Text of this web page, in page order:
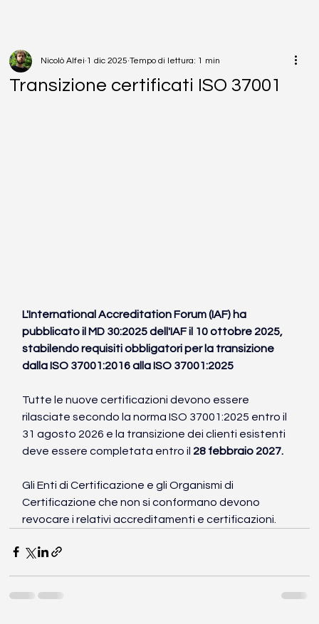
Transizione certificati ISO 37001
Nicolò Alfei 1 dic 2025 Tempo di lettura: 1 min
L'International Accreditation Forum (IAF) ha
pubblicato il MD 30:2025 dell'IAF il 10 ottobre 2025,
stabilendo requisiti obbligatori per la transizione
dalla ISO 37001:2016 alla ISO 37001:2025
Tutte le nuove certificazioni devono essere
rilasciate secondo la norma ISO 37001:2025 entro il
31 agosto 2026 e la transizione dei clienti esistenti
deve essere completata entro il 28 febbraio 2027.
Gli Enti di Certificazione e gli Organismi di
Certificazione che non si conformano devono
revocare i relativi accreditamenti e certificazioni.